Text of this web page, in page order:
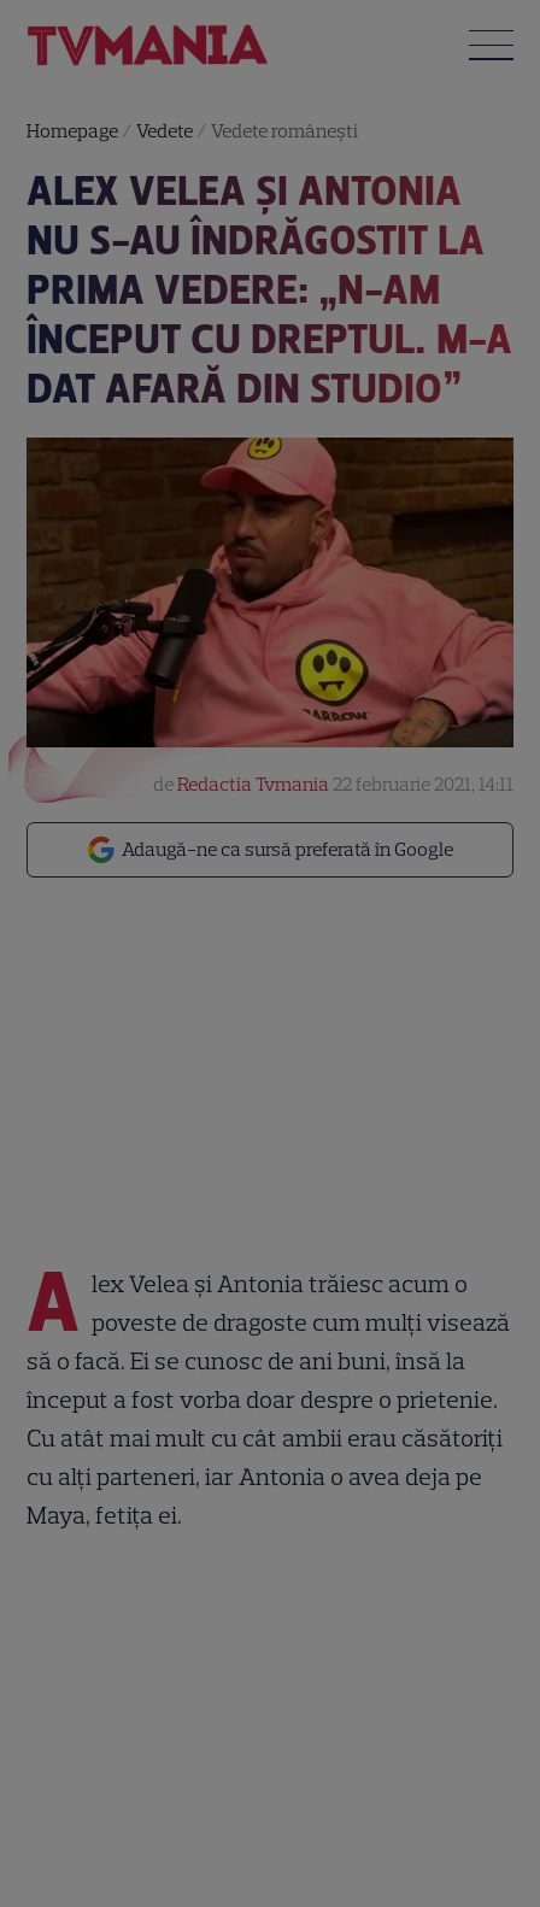
Homepage /Vedete /Vedete româneşti
ALEX VELEA ȘI ANTONIA
NU S-AU ÎNDRĂGOSTIT LA
PRIMA VEDERE: „N-AM
ÎNCEPUT CU DREPTUL. M-A
DAT AFARĂ DIN STUDIO”
Adaugă-ne ca sursă preferată în Google
deRedactia Tvmania 22 februarie 2021, 14:11
A lex Velea și Antonia trăiesc acum o
poveste de dragoste cum mulți visează
să o facă. Ei se cunosc de ani buni, însă la
început a fost vorba doar despre o prietenie.
Cu atât mai mult cu cât ambii erau căsătoriți
cu alți parteneri, iar Antonia o avea deja pe
Maya, fetița ei.